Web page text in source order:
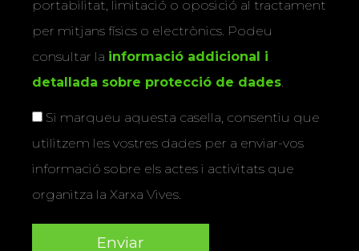
portabilitat, limitació o oposició al tractament
per mitjans físics o electrònics. Podeu
consultar la informació addicional i
detallada sobre protecció de dades
Si marqueu aquesta casella, consentiu que
utilitzem les vostres dades per a enviar-vos
informació sobre els actes i activitats que
organitza la Xarxa Vives.